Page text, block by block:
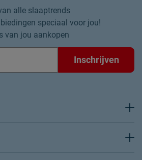
alle slaaptrends
speciaal voor jou!
van jou aankopen
Inschrijven